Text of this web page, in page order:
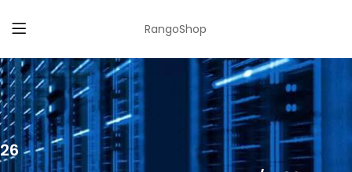
RangoShop
26